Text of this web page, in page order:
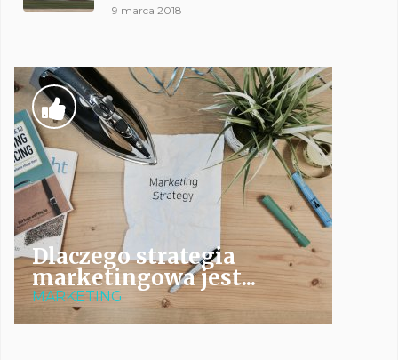
9 marca 2018
Dlaczego strategia
marketingowa jest...
MARKETING